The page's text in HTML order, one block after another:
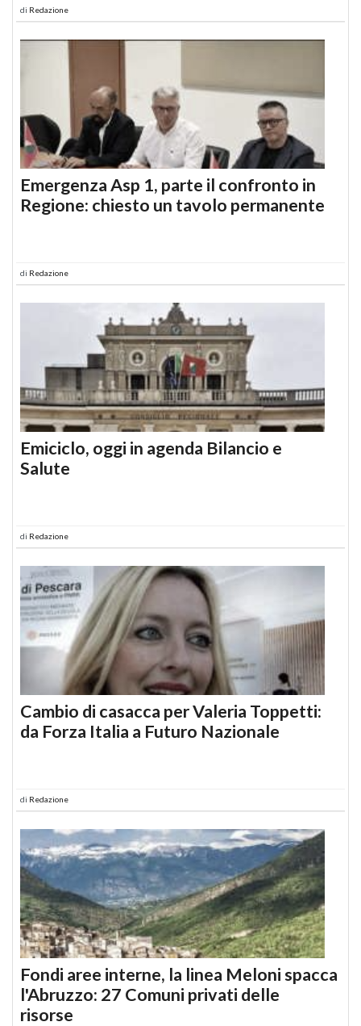
di Redazione
Emergenza Asp 1, parte il confronto in
Regione: chiesto un tavolo permanente
di Redazione
Emiciclo, oggi in agenda Bilancio e
Salute
di Redazione
Cambio di casacca per Valeria Toppetti:
da Forza Italia a Futuro Nazionale
di Redazione
Fondi aree interne, la linea Meloni spacca
l'Abruzzo: 27 Comuni privati delle
risorse